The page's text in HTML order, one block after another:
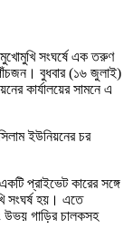
মুখোমুখি সংঘর্ষে এক তরুণ
বুধবার (১৬ জুলাই)
কার্যালয়ের সামনে এ
ইউনিয়নের চর
প্রাইভেট কারের সঙ্গে
সংঘর্ষ হয়। এতে
উভয় গাড়ির চালকসহ